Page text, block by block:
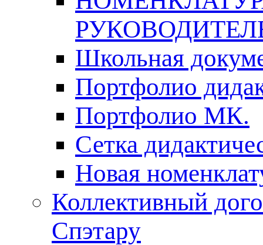
Школьная
Портфолио
Портфолио МК.
Сетка
Новая
Коллективный
Спэтару